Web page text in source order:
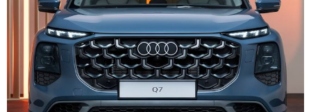
Quels sont les gadgets croustillants du Q7 ?
Une vieille idée avec de beaux vêtements